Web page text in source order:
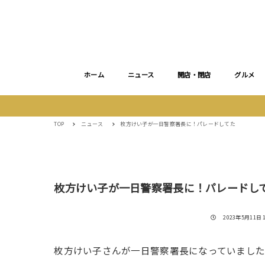
ホーム ニュース 開店・閉店 グルメ
TOP ニュース 枚方けい子が一日警察署長に！パレードしてた
枚方けい子が一日警察署長に！パレードし
投稿日
2023年5月11日
枚方けい子さんが一日警察署長になっていまし